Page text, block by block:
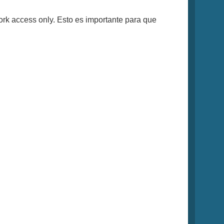
access only. Esto es importante para que